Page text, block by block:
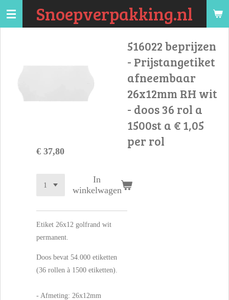
Ga
Snoepverpakking.nl
516022 beprijzen
- Prijstangetiket
afneembaar
26x12mm RH wit
- doos 36 rol a
1500st a € 1,05
per rol
€ 37,80
In
winkelwagen
Etiket 26x12 golfrand wit
permanent.
Doos bevat 54.000 etiketten
(36 rollen à 1500 etiketten).
- Afmeting: 26x12mm